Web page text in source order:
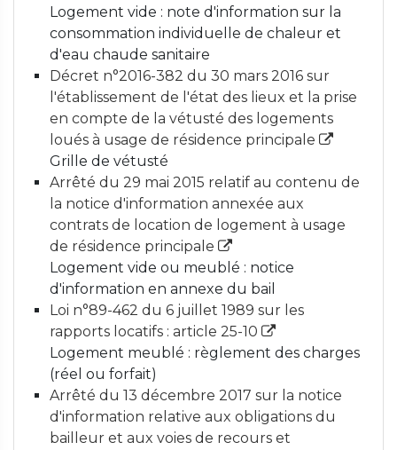
Logement vide : note d'information sur la
consommation individuelle de chaleur et
d'eau chaude sanitaire
Décret n°2016-382 du 30 mars 2016 sur
l'établissement de l'état des lieux et la prise
en compte de la vétusté des logements
loués à usage de résidence principale
Grille de vétusté
Arrêté du 29 mai 2015 relatif au contenu de
la notice d'information annexée aux
contrats de location de logement à usage
de résidence principale
Logement vide ou meublé : notice
d'information en annexe du bail
Loi n°89-462 du 6 juillet 1989 sur les
rapports locatifs : article 25-10
Logement meublé : règlement des charges
(réel ou forfait)
Arrêté du 13 décembre 2017 sur la notice
d'information relative aux obligations du
bailleur et aux voies de recours et